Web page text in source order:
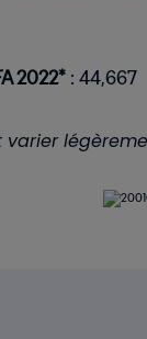
2022* : 44,667
varier